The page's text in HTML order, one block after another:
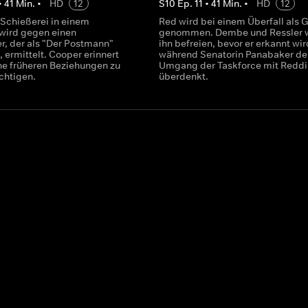
41 Min. • HD
12
in einem
gegen einen
der als "Der Postmann"
ermittelt. Cooper erinnert
früheren Beziehungen zu
S10 Ep. 11 • 41 Min. • HD
12
Red wird bei einem Überfall als
genommen. Dembe und Ressler
ihn befreien, bevor er erkannt
während Senatorin Panabaker
Umgang der Taskforce mit
überdenkt.